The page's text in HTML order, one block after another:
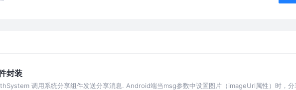
封装
调用系统分享组件发送分享消息. Android端当msg参数中设置图片（imageUrl属性）时，分